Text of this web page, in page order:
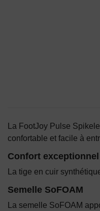
La FootJoy Pulse
confortable et facile à
Confort
La tige en cuir
Semelle SoFOAM
La semelle SoFOAM